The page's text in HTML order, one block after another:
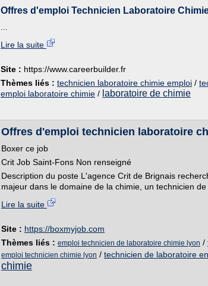
Offres d'emploi Technicien Laboratoire
Lire la suite
Site : https://www.careerbuilder.fr
Thèmes liés : technicien laboratoire chimie emploi /
emploi laboratoire chimie / laboratoire de chimie
Offres d'emploi technicien laboratoire
Boxer ce job
Crit Job Saint-Fons Non renseigné
Description du poste L'agence Crit de Brignais
majeur dans le domaine de la chimie, un technicien de
Lire la suite
Site : https://boxmyjob.com
Thèmes liés : emploi technicien de laboratoire chimie lyon /
emploi technicien chimie lyon / technicien de laboratoire
chimie